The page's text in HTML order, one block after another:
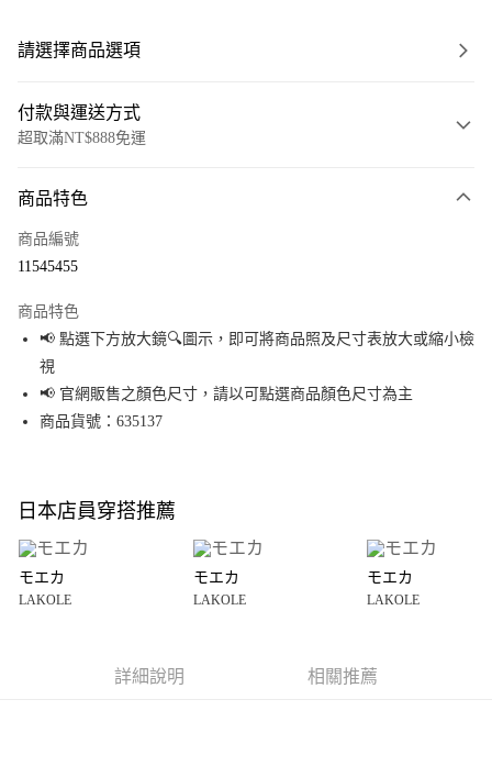
請選擇商品選項
付款與運送方式
超取滿NT$888免運
信用卡一次付款
Apple Pay
街口支付
悠遊付
全盈+PAY
大哥付你分期
【大哥付你分期使用說明】
1.本服務由台灣大哥大提供，台灣大哥大用戶可立即使用無須另外申請。
3.實際核准額度、可分期數及費用金額請依後續交易確認頁面所載為準。
AFTEE先享後付
AFTEE先享後付是「在收到商品之後才付款」的支付方式。 讓您購物簡單便
商品特色
商品編號
11545455
商品特色
📢 點選下方放大鏡🔍圖示，即可將商品照及尺寸表放大或縮小檢
視
📢 官網販售之顏色尺寸，請以可點選商品顏色尺寸為主
商品貨號：635137
日本店員穿搭推薦
モエカ
LAKOLE
モエカ
LAKOLE
モエカ
LAKOLE
詳細說明 相關推薦